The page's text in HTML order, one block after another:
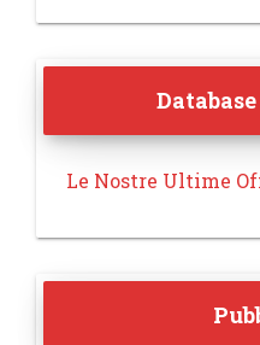
Le Nostre Ultime